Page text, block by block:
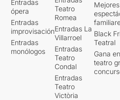
Entradas
ópera
Entradas
improvisación
Entradas
monólogos
Teatro
Romea
Entradas La
Villarroel
Entradas
Teatro
Condal
Entradas
Teatro
Victòria
Mejores
Black
Teatral
Gana
teatro